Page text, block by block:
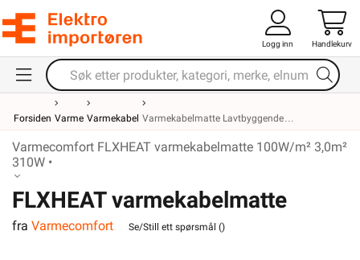
Logg inn Handlekurv
Forsiden Varme Varmekabel Varmekabelmatte Lavtbyggende
Varmecomfort FLXHEAT varmekabelmatte 100W/m² 3,0m²
310W •
FLXHEAT varmekabelmatte
100W/m² 3,0m² 310W
fra Varmecomfort Se/Still ett spørsmål ()